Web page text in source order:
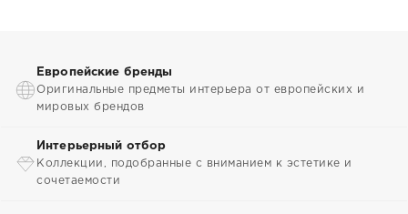
Европейские бренды
Оригинальные предметы интерьера от европейских и
мировых брендов
Интерьерный отбор
Коллекции, подобранные с вниманием к эстетике и
сочетаемости